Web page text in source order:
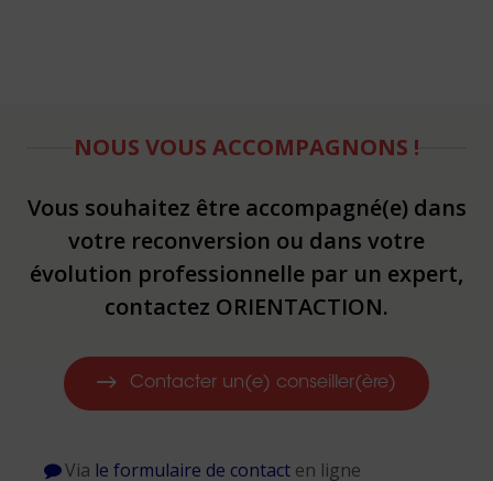
NOUS VOUS ACCOMPAGNONS !
Vous souhaitez être accompagné(e) dans
votre reconversion ou dans votre
évolution professionnelle par un expert,
contactez ORIENTACTION.
Contacter un(e) conseiller(ère)
Via le formulaire de contacten ligne